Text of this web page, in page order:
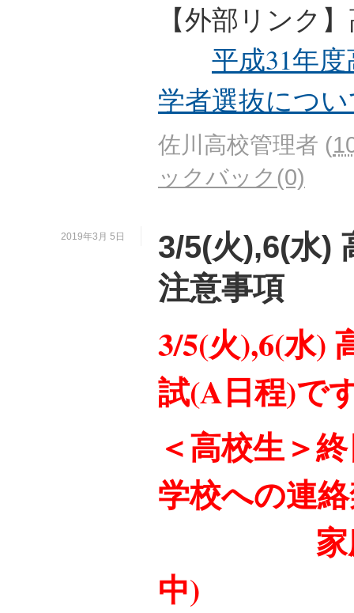
【外部リンク
平成31年
学者選抜につ
佐川高校管理者 (
ックバック(0)
2019年3月 5日
3/5(火),6(水)
注意事項
3/5(火),6(水)
試(A日程)で
＜高校生＞
学校への連
家庭学
中)